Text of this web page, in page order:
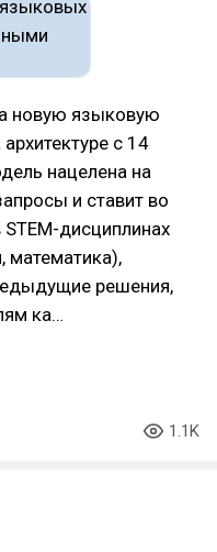
новую языковую
с 14
нацелена на
и ставит во
STEM-дисциплинах
математика),
решения,
ка…
1.1K